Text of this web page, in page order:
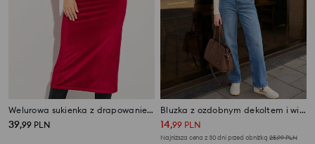
Welurowa sukienka z drapowaniem
39,99 PLN
Bluzka z ozdobnym dekoltem i wiskozą
14,99 PLN
Najniższa cena z 30 dni przed obniżką 25,99PLN